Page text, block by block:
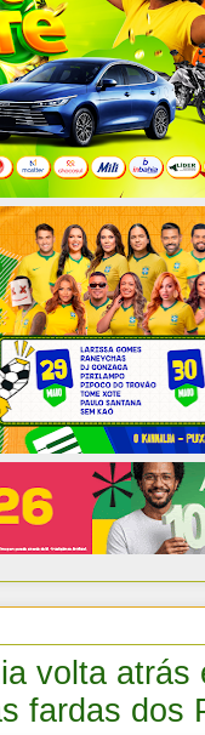
volta atrás
fardas dos